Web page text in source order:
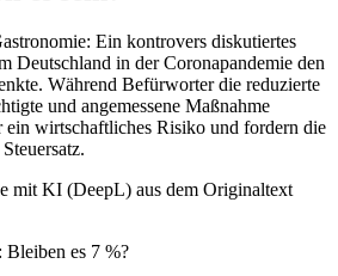
Ein kontrovers diskutiertes
Deutschland in der Coronapandemie den
Während Befürworter die reduzierte
und angemessene Maßnahme
ein wirtschaftliches Risiko und fordern die
mit KI (DeepL) aus dem Originaltext